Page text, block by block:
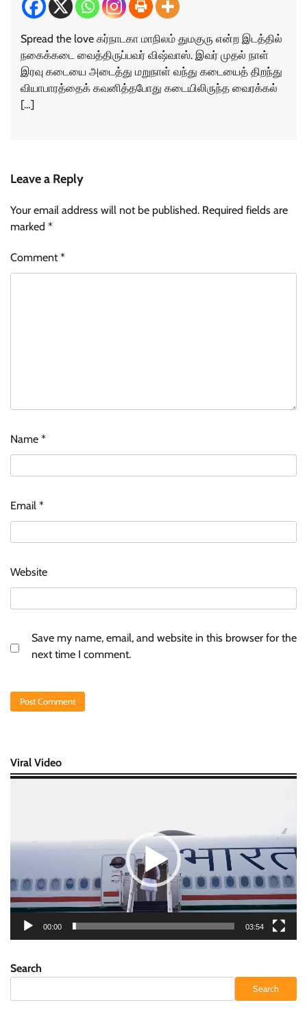
Spread the love கர்நாடகா மாநிலம் துமகுரு என்ற இடத்தில்
நகைக்கடை வைத்திருப்பவர் விஷ்வாஸ். இவர் முதல் நாள்
இரவு கடையை அடைத்து மறுநாள் வந்து கடையைத் திறந்து
வியாபாரத்தைக் கவனித்தபோது கடையிலிருந்த வைரக்கல்
[…]
Leave a Reply
Your email address will not be published. Required fields are
marked *
Comment*
Name *
Email *
Website
Save my name, email, and website in this browser for the
next time I comment.
Viral Video
00:00 03:54
Search
Search